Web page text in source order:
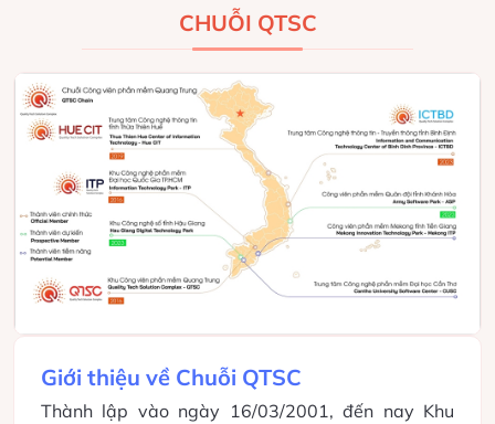
CHUỖI QTSC
Giới thiệu về Chuỗi QTSC
Thành lập vào ngày 16/03/2001, đến nay Khu